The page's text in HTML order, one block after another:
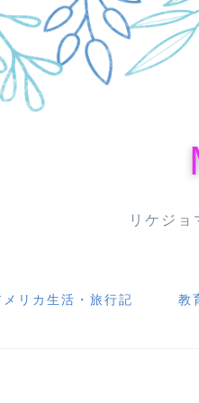
リケジョ
メリカ生活・旅行記 教